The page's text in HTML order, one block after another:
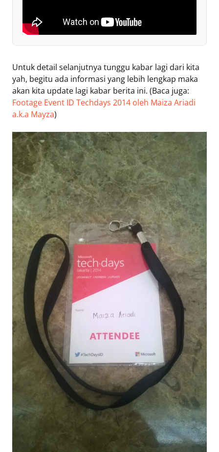
Untuk detail selanjutnya tunggu kabar lagi dari kita
yah, begitu ada informasi yang lebih lengkap maka
akan kita update lagi kabar berita ini. (Baca juga:
Footage Event ID Techdays 2014 oleh Maiza Ariadi
a.k.a Mayza)